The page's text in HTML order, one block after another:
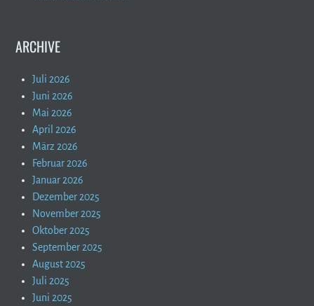
ARCHIVE
Juli 2026
Juni 2026
Mai 2026
April 2026
März 2026
Februar 2026
Januar 2026
Dezember 2025
November 2025
Oktober 2025
September 2025
August 2025
Juli 2025
Juni 2025